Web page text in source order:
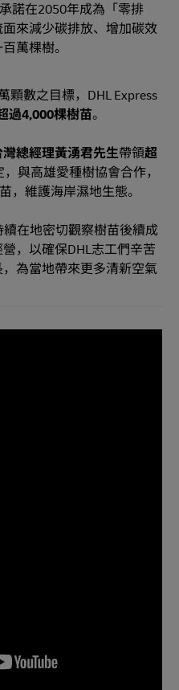
諾在2050年成為「零排
來減少碳排放、增加碳效
萬棵樹。
顆數之目標，DHL Express
過4,000棵樹苗。
灣總經理黃湧君先生帶領超
與高雄愛種樹協會合作，
，維護海岸濕地生態。
在地密切觀察樹苗後續成
，以確保DHL志工們辛苦
為當地帶來更多清新空氣